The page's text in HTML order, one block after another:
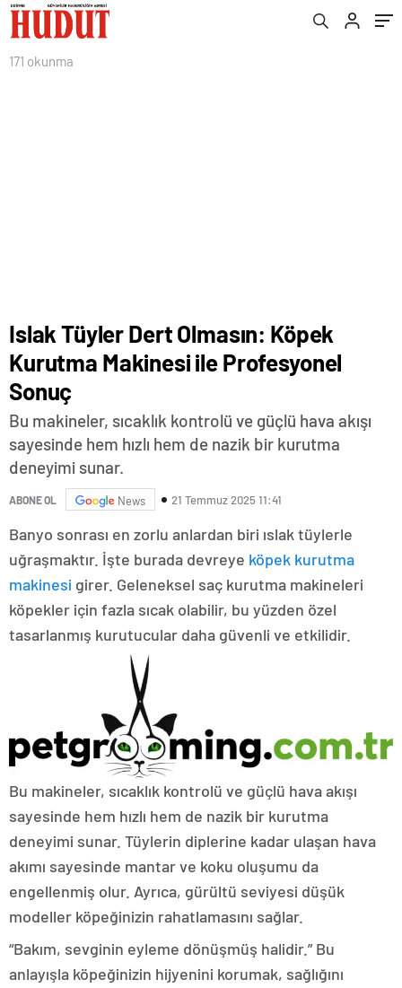
171 okunma
Islak Tüyler Dert Olmasın: Köpek
Kurutma Makinesi ile Profesyonel
Sonuç
Bu makineler, sıcaklık kontrolü ve güçlü hava akışı
sayesinde hem hızlı hem de nazik bir kurutma
deneyimi sunar.
ABONE OL News 21 Temmuz 2025 11:41
Banyo sonrası en zorlu anlardan biri ıslak tüylerle
uğraşmaktır. İşte burada devreye köpek kurutma
makinesi girer. Geleneksel saç kurutma makineleri
köpekler için fazla sıcak olabilir, bu yüzden özel
tasarlanmış kurutucular daha güvenli ve etkilidir.
Bu makineler, sıcaklık kontrolü ve güçlü hava akışı
sayesinde hem hızlı hem de nazik bir kurutma
deneyimi sunar. Tüylerin diplerine kadar ulaşan hava
akımı sayesinde mantar ve koku oluşumu da
engellenmiş olur. Ayrıca, gürültü seviyesi düşük
modeller köpeğinizin rahatlamasını sağlar.
“Bakım, sevginin eyleme dönüşmüş halidir.” Bu
anlayışla köpeğinizin hijyenini korumak, sağlığını